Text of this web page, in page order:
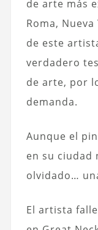
de arte más
Roma,
de este
verdadero
de arte, por
demanda.
Aunque el
en su ciudad
olvidado…
El artista